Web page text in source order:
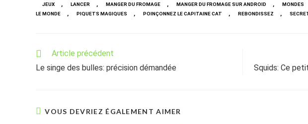
JEUX , LANCER , MANGER DU FROMAGE , MANGER DU FROMAGE SUR ANDROID , MONDES
LE MONDE
, PIQUETS MAGIQUES , POINÇONNEZ LE CAPITAINE CAT , REBONDISSEZ ,
Read
articles
Article précédent
Le singe des bulles: précision démandée
Squids: Ce
VOUS DEVRIEZ ÉGALEMENT AIMER